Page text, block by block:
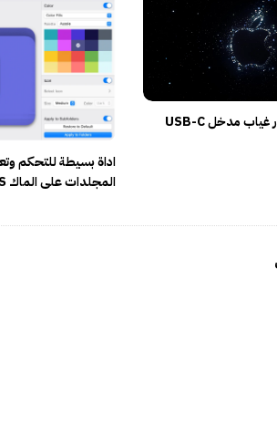
اداة بسيطة للتحكم
المجلدات على الماك MacOS